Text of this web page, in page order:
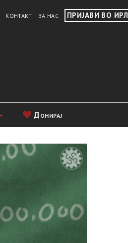
КОНТАКТ ЗА НАС ПРИЈАВИ ВО ИРЛ
Донирај